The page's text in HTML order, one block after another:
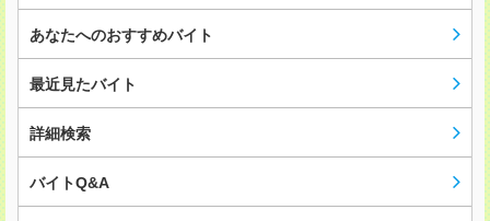
あなたへのおすすめバイト
最近見たバイト
詳細検索
バイトQ&A